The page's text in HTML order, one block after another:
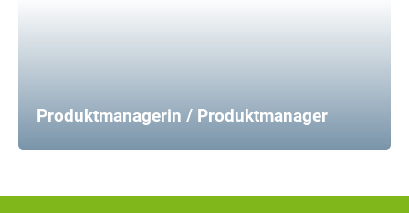
Produktmanagerin / Produktmanager